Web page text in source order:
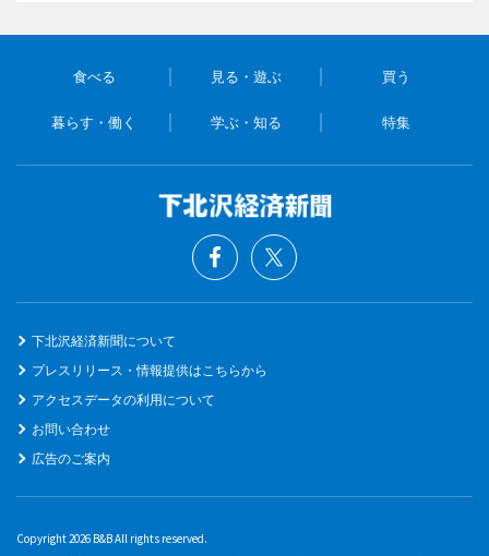
食べる 見る・遊ぶ 買う
暮らす・働く 学ぶ・知る 特集
下北沢経済新聞について
プレスリリース・情報提供はこちらから
アクセスデータの利用について
お問い合わせ
広告のご案内
Copyright 2026 B&B All rights reserved.